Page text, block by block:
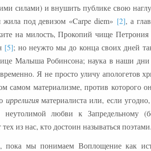
силами) и внушить публике свою
под девизом «Carpe diem» [2], а
на милость, Прокопий чище Петрония
[5]; но неужто мы до конца своих дней
Малыша Робинсона; наука в наши дни
Я не просто уличу апологетов
материализме, против которого
иррелигияматериалиста или, если угодно,
любви к Запредельному
из нас, кто достоин называться поэтами.
мы понимаем Воплощение как